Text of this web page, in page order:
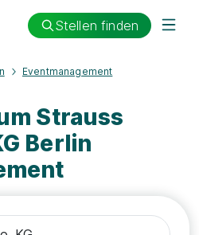
Stellen finden
Eventmanagement
Strauss
Berlin